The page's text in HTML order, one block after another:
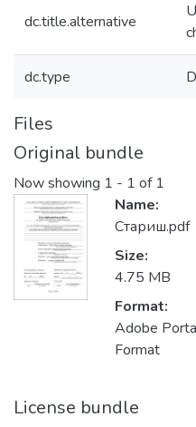
dc.title.alternative
dc.type
Files
Original bundle
Now showing 1 - 1 of 1
Name:
Стариш.pdf
Size:
4.75 MB
Format:
Adobe
Format
License bundle